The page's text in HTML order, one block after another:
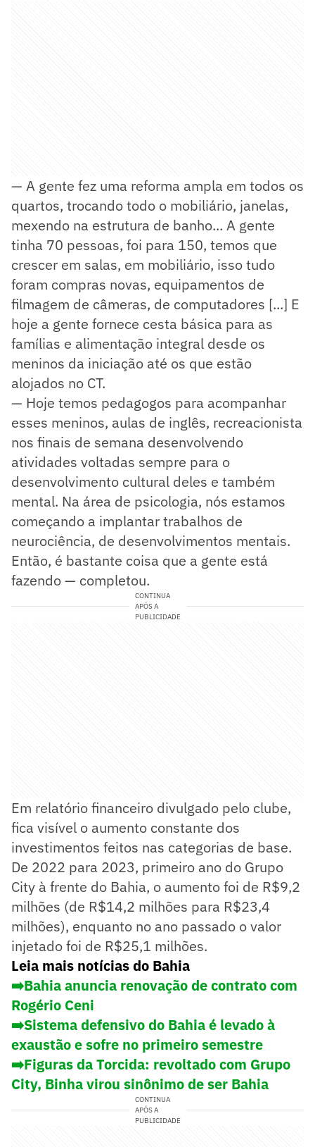
— A gente fez uma reforma ampla em todos os
quartos, trocando todo o mobiliário, janelas,
mexendo na estrutura de banho... A gente
tinha 70 pessoas, foi para 150, temos que
crescer em salas, em mobiliário, isso tudo
foram compras novas, equipamentos de
filmagem de câmeras, de computadores [...] E
hoje a gente fornece cesta básica para as
famílias e alimentação integral desde os
meninos da iniciação até os que estão
alojados no CT.
— Hoje temos pedagogos para acompanhar
esses meninos, aulas de inglês, recreacionista
nos finais de semana desenvolvendo
atividades voltadas sempre para o
desenvolvimento cultural deles e também
mental. Na área de psicologia, nós estamos
começando a implantar trabalhos de
neurociência, de desenvolvimentos mentais.
Então, é bastante coisa que a gente está
fazendo — completou.
CONTINUA
APÓS A
PUBLICIDADE
Em relatório financeiro divulgado pelo clube,
fica visível o aumento constante dos
investimentos feitos nas categorias de base.
De 2022 para 2023, primeiro ano do Grupo
City à frente do Bahia, o aumento foi de R$9,2
milhões (de R$14,2 milhões para R$23,4
milhões), enquanto no ano passado o valor
injetado foi de R$25,1 milhões.
Leia mais notícias do Bahia
➡️Bahia anuncia renovação de contrato com
Rogério Ceni
➡️Sistema defensivo do Bahia é levado à
exaustão e sofre no primeiro semestre
➡️Figuras da Torcida: revoltado com Grupo
City, Binha virou sinônimo de ser Bahia
CONTINUA
APÓS A
PUBLICIDADE